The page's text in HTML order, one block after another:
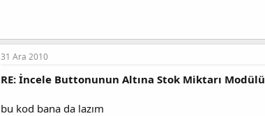
31 Ara 2010
RE: İncele Buttonunun Altına Stok Miktarı Modülü
bu kod bana da lazım